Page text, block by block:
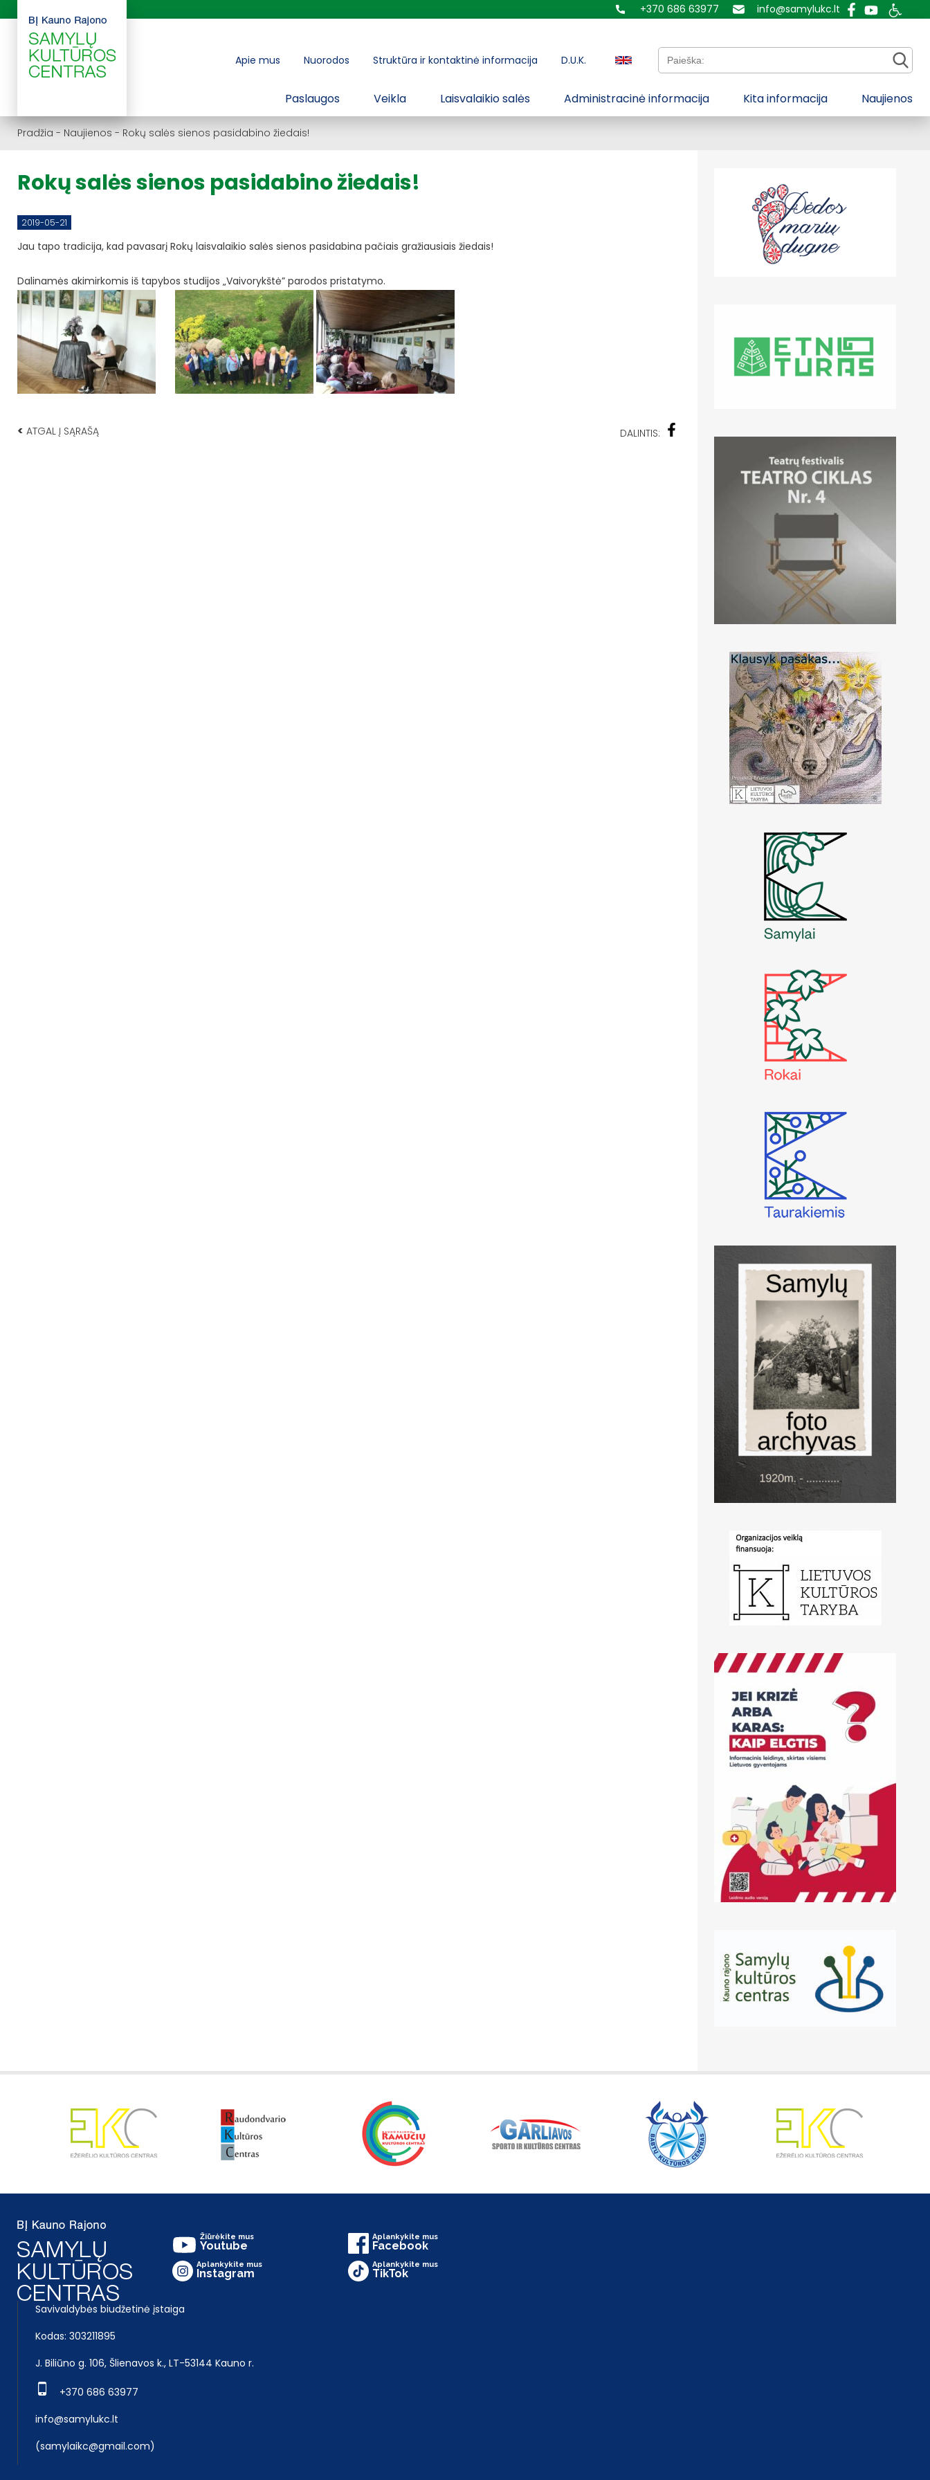
+370 686 63977 info@samylukc.lt
Apie mus Nuorodos Struktūra ir kontaktinė informacija D.U.K. Paieška:
Paslaugos Veikla Laisvalaikio salės Administracinė informacija Kita informacija Naujienos
Pradžia - Naujienos - Rokų salės sienos pasidabino žiedais!
Rokų salės sienos pasidabino žiedais!
2019-05-21
Jau tapo tradicija, kad pavasarį Rokų laisvalaikio salės sienos pasidabina pačiais gražiausiais žiedais!
Dalinamės akimirkomis iš tapybos studijos „Vaivorykštė” parodos pristatymo.
< ATGAL Į SĄRAŠĄ DALINTIS:
Žiūrėkite mus
Youtube
Aplankykite mus
Facebook
Aplankykite mus
Instagram
Aplankykite mus
TikTok
Savivaldybės biudžetinė įstaiga
Kodas: 303211895
J. Biliūno g. 106, Šlienavos k., LT-53144 Kauno r.
+370 686 63977
info@samylukc.lt
(samylaikc@gmail.com)